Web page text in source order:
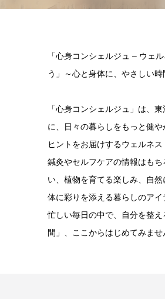
「心身コンシェルジュ – ウェ
う」～心と身体に、やさしい時
「心身コンシェルジュ」は、
に、日々の暮らしをもっと健
ヒントをお届けするウェルネス
鍼灸やセルフケアの情報はも
い、植物を育てる楽しみ、自
体に彩りを添える暮らしのアイ
忙しい毎日の中で、自分を整
間」、ここからはじめてみませ